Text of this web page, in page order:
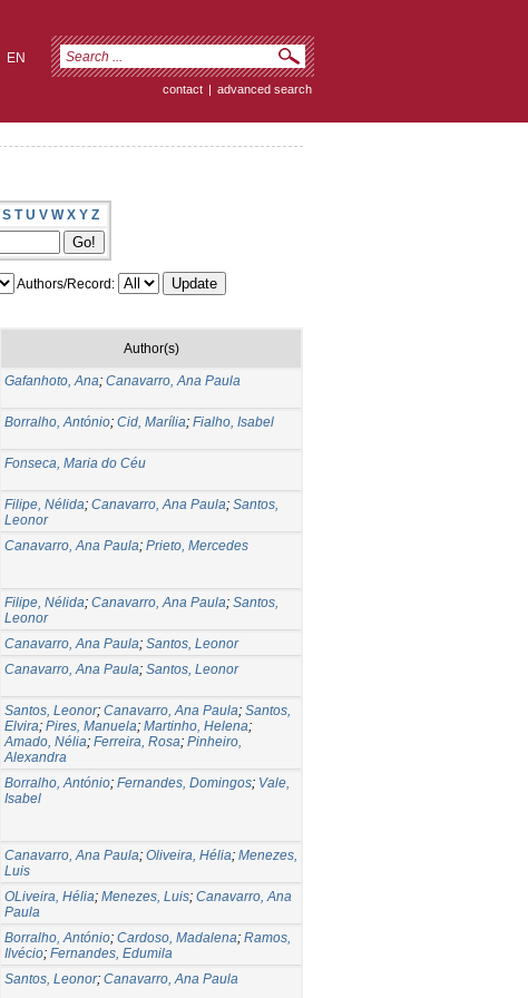
EN
contact | advanced search
S T U V W X Y Z
Authors/Record:
Author(s)
Gafanhoto, Ana; Canavarro, Ana Paula
Borralho, António; Cid, Marília; Fialho, Isabel
Fonseca, Maria do Céu
Filipe, Nélida; Canavarro, Ana Paula; Santos,
Leonor
Canavarro, Ana Paula; Prieto, Mercedes
Filipe, Nélida; Canavarro, Ana Paula; Santos,
Leonor
Canavarro, Ana Paula; Santos, Leonor
Canavarro, Ana Paula; Santos, Leonor
Santos, Leonor; Canavarro, Ana Paula; Santos,
Elvira; Pires, Manuela; Martinho, Helena;
Amado, Nélia; Ferreira, Rosa; Pinheiro,
Alexandra
Borralho, António; Fernandes, Domingos; Vale,
Isabel
Canavarro, Ana Paula; Oliveira, Hélia; Menezes,
Luis
OLiveira, Hélia; Menezes, Luis; Canavarro, Ana
Paula
Borralho, António; Cardoso, Madalena; Ramos,
Ilvécio; Fernandes, Edumila
Santos, Leonor; Canavarro, Ana Paula